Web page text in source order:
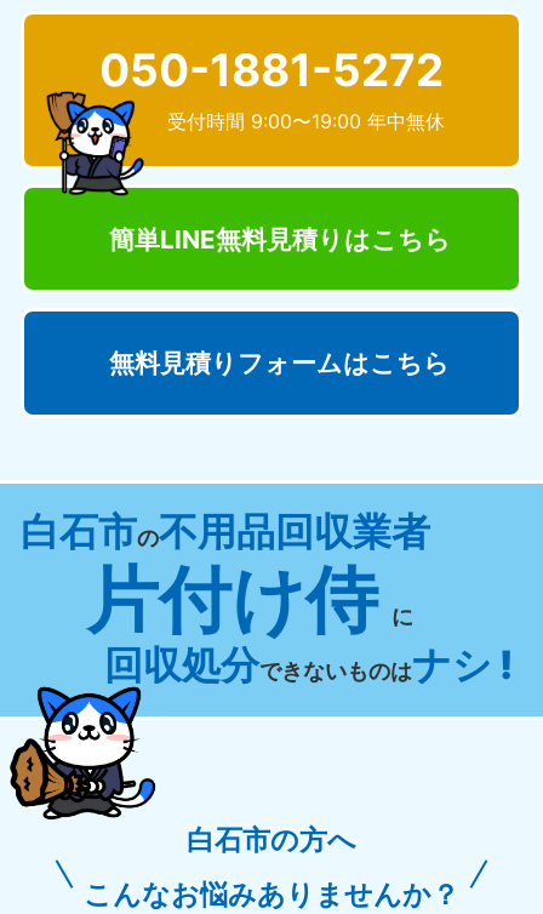
050-1881-5272
受付時間 9:00〜19:00 年中無休
簡単LINE無料見積り はこちら
無料見積りフォームはこちら
白石市の不用品回収業者
片付け侍 に
回収処分できないものはナシ !
白石市の方へ
こんなお悩みありませんか？